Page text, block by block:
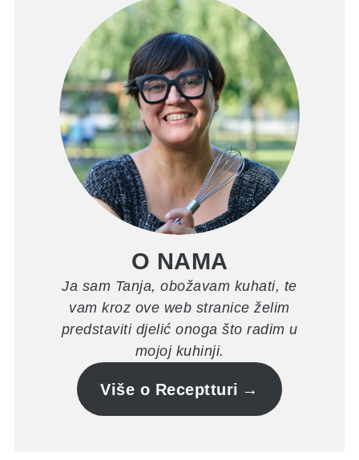
O NAMA
Ja sam Tanja, obožavam kuhati, te
vam kroz ove web stranice želim
predstaviti djelić onoga što radim u
mojoj kuhinji.
Više o Receptturi